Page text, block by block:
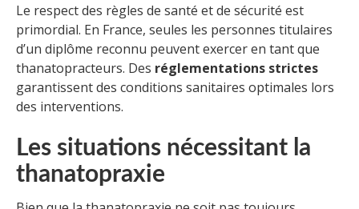
Le respect des règles de santé et de sécurité est
primordial. En France, seules les personnes titulaires
d’un diplôme reconnu peuvent exercer en tant que
thanatopracteurs. Des réglementations strictes
garantissent des conditions sanitaires optimales lors
des interventions.
Les situations nécessitant la
thanatopraxie